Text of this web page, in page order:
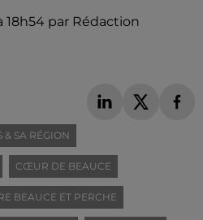
18h54 par Rédaction
& SA RÉGION
CŒUR DE BEAUCE
BEAUCE ET PERCHE